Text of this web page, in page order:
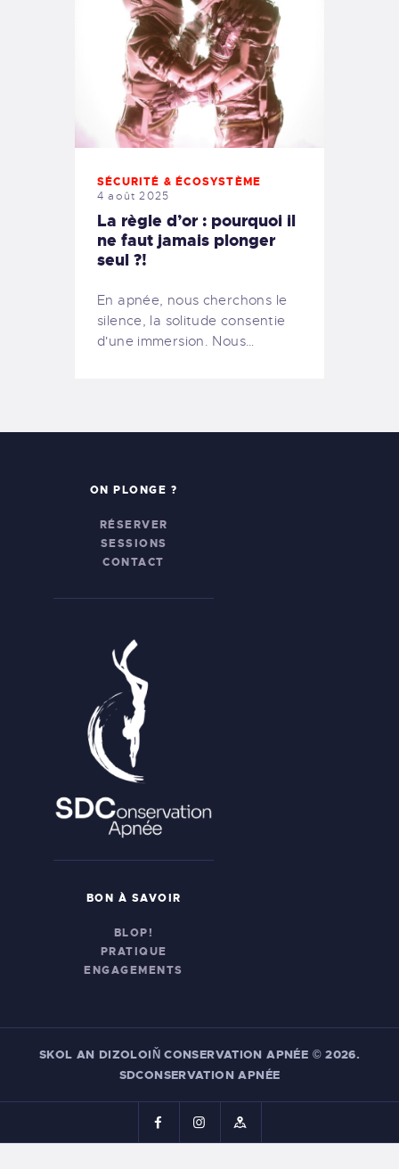
SÉCURITÉ & ÉCOSYSTÈME
4 août 2025
La règle d’or : pourquoi il
ne faut jamais plonger
seul ?!
En apnée, nous cherchons le
silence, la solitude consentie
d'une immersion. Nous…
ON PLONGE ?
RÉSERVER
SESSIONS
CONTACT
BON À SAVOIR
BLOP!
PRATIQUE
ENGAGEMENTS
SKOL AN DIZOLOIŇ CONSERVATION APNÉE © 2026.
SDCONSERVATION APNÉE